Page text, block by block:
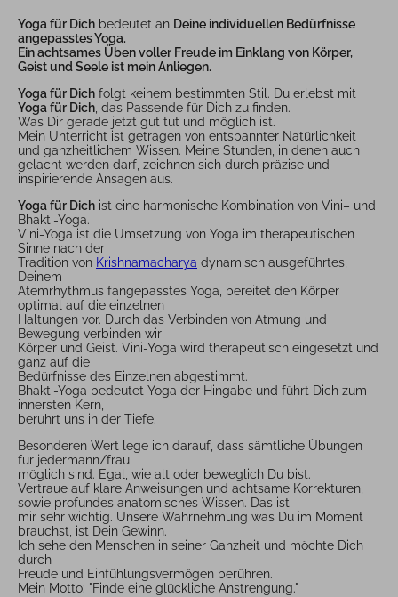
Yoga für Dich bedeutet an Deine individuellen Bedürfnisse
angepasstes Yoga.
Ein achtsames Üben voller Freude im Einklang von Körper,
Geist und Seele ist mein Anliegen.
Yoga für Dich folgt keinem bestimmten Stil. Du erlebst mit
Yoga für Dich , das Passende für Dich zu finden.
Was Dir gerade jetzt gut tut und möglich ist.
Mein Unterricht ist getragen von entspannter Natürlichkeit
und ganzheitlichem Wissen. Meine Stunden, in denen auch
gelacht werden darf, zeichnen sich durch präzise und
inspirierende Ansagen aus.
Yoga für Dich ist eine harmonische Kombination von Vini– und
Bhakti-Yoga.
Vini-Yoga ist die Umsetzung von Yoga im therapeutischen
Sinne nach der
Tradition von Krishnamacharya dynamisch ausgeführtes,
Deinem
Atemrhythmus fangepasstes Yoga, bereitet den Körper
optimal auf die einzelnen
Haltungen vor. Durch das Verbinden von Atmung und
Bewegung verbinden wir
Körper und Geist. Vini-Yoga wird therapeutisch eingesetzt und
ganz auf die
Bedürfnisse des Einzelnen abgestimmt.
Bhakti-Yoga bedeutet Yoga der Hingabe und führt Dich zum
innersten Kern,
berührt uns in der Tiefe.
Besonderen Wert lege ich darauf, dass sämtliche Übungen
für jedermann/frau
möglich sind. Egal, wie alt oder beweglich Du bist.
Vertraue auf klare Anweisungen und achtsame Korrekturen,
sowie profundes anatomisches Wissen. Das ist
mir sehr wichtig. Unsere Wahrnehmung was Du im Moment
brauchst, ist Dein Gewinn.
Ich sehe den Menschen in seiner Ganzheit und möchte Dich
durch
Freude und Einfühlungsvermögen berühren.
Mein Motto: "Finde eine glückliche Anstrengung."